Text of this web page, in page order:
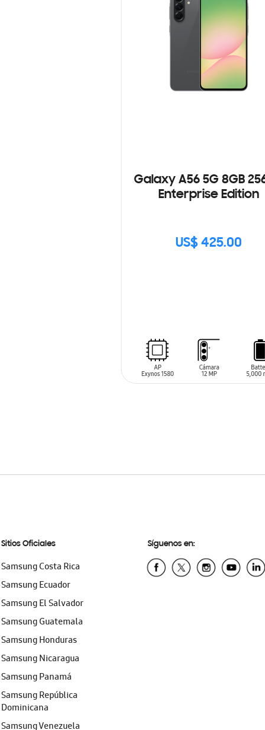
Galaxy A56 5G 8GB
Enterprise Edition
US$ 425.00
SIN
Sitios Oficiales
Samsung Costa Rica
Samsung Ecuador
Samsung El Salvador
Samsung Guatemala
Samsung Honduras
Samsung Nicaragua
Samsung Panamá
Samsung República
Dominicana
Samsung Venezuela
Síguenos en: